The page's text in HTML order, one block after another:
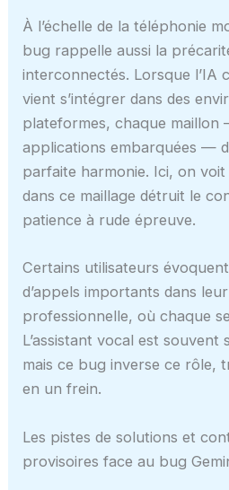
À l’échelle de la téléphonie
bug rappelle aussi la
interconnectés. Lorsque l’IA
vient s’intégrer dans des
plateformes, chaque
applications embarquées —
parfaite harmonie. Ici, on
dans ce maillage détruit le
patience à rude épreuve.
Certains utilisateurs
d’appels importants dans
professionnelle, où chaque
L’assistant vocal est souvent
mais ce bug inverse ce rôle,
en un frein.
Les pistes de solutions et
provisoires face au bug